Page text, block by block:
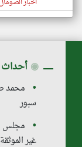
اخبار الصومال
◉ أحداث
سبور
مجلس
غير